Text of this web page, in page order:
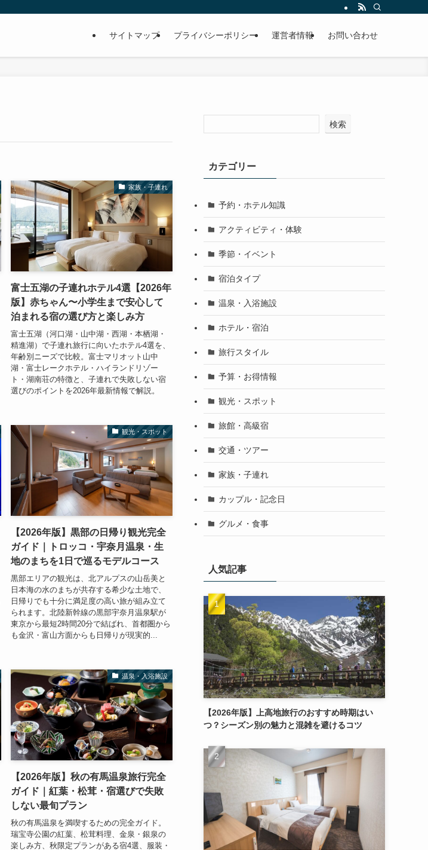
サイトマップ プライバシーポリシー 運営者情報 お問い合わせ
家族・子連れ
富士五湖の子連れホテル4選【2026年
版】赤ちゃん〜小学生まで安心して
泊まれる宿の選び方と楽しみ方
富士五湖（河口湖・山中湖・西湖・本栖湖・
精進湖）で子連れ旅行に向いたホテル4選を、
年齢別ニーズで比較。富士マリオット山中
湖・富士レークホテル・ハイランドリゾー
ト・湖南荘の特徴と、子連れで失敗しない宿
選びのポイントを2026年最新情報で解説。
観光・スポット
【2026年版】黒部の日帰り観光完全
ガイド｜トロッコ・宇奈月温泉・生
地のまちを1日で巡るモデルコース
黒部エリアの観光は、北アルプスの山岳美と
日本海の水のまちが共存する希少な土地で、
日帰りでも十分に満足度の高い旅が組み立て
られます。北陸新幹線の黒部宇奈月温泉駅が
東京から最短2時間20分で結ばれ、首都圏から
も金沢・富山方面からも日帰りが現実的...
温泉・入浴施設
【2026年版】秋の有馬温泉旅行完全
ガイド｜紅葉・松茸・宿選びで失敗
しない最旬プラン
秋の有馬温泉を満喫するための完全ガイド。
瑞宝寺公園の紅葉、松茸料理、金泉・銀泉の
楽しみ方、秋限定プランがある宿4選、服装・
検索
カテゴリー
予約・ホテル知識
アクティビティ・体験
季節・イベント
宿泊タイプ
温泉・入浴施設
ホテル・宿泊
旅行スタイル
予算・お得情報
観光・スポット
旅館・高級宿
交通・ツアー
家族・子連れ
カップル・記念日
グルメ・食事
人気記事
【2026年版】上高地旅行のおすすめ時期はい
つ？シーズン別の魅力と混雑を避けるコツ